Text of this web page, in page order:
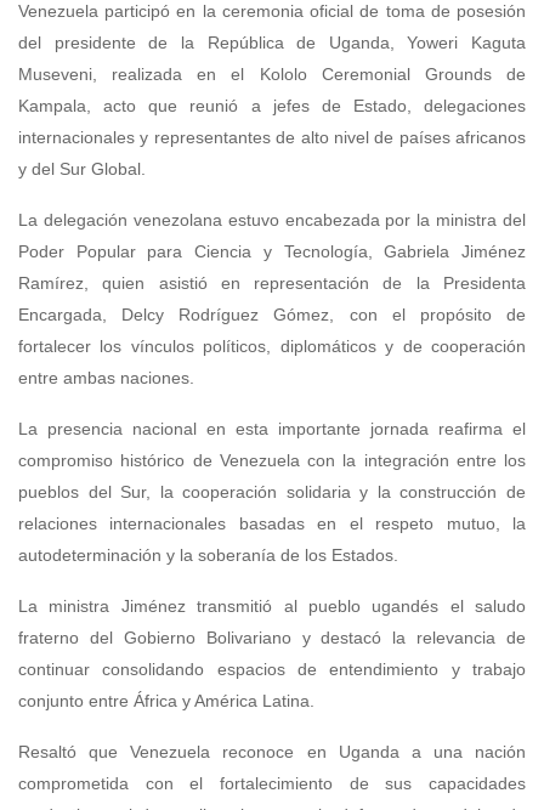
Venezuela participó en la ceremonia oficial de toma de posesión
del presidente de la República de Uganda, Yoweri Kaguta
Museveni, realizada en el Kololo Ceremonial Grounds de
Kampala, acto que reunió a jefes de Estado, delegaciones
internacionales y representantes de alto nivel de países africanos
y del Sur Global.
La delegación venezolana estuvo encabezada por la ministra del
Poder Popular para Ciencia y Tecnología, Gabriela Jiménez
Ramírez, quien asistió en representación de la Presidenta
Encargada, Delcy Rodríguez Gómez, con el propósito de
fortalecer los vínculos políticos, diplomáticos y de cooperación
entre ambas naciones.
La presencia nacional en esta importante jornada reafirma el
compromiso histórico de Venezuela con la integración entre los
pueblos del Sur, la cooperación solidaria y la construcción de
relaciones internacionales basadas en el respeto mutuo, la
autodeterminación y la soberanía de los Estados.
La ministra Jiménez transmitió al pueblo ugandés el saludo
fraterno del Gobierno Bolivariano y destacó la relevancia de
continuar consolidando espacios de entendimiento y trabajo
conjunto entre África y América Latina.
Resaltó que Venezuela reconoce en Uganda a una nación
comprometida con el fortalecimiento de sus capacidades